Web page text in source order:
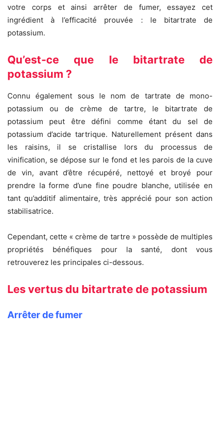
votre corps et ainsi arrêter de fumer, essayez cet
ingrédient à l’efficacité prouvée : le bitartrate de
potassium.
Qu’est-ce que le bitartrate de
potassium ?
Connu également sous le nom de tartrate de mono-
potassium ou de crème de tartre, le bitartrate de
potassium peut être défini comme étant du sel de
potassium d’acide tartrique. Naturellement présent dans
les raisins, il se cristallise lors du processus de
vinification, se dépose sur le fond et les parois de la cuve
de vin, avant d’être récupéré, nettoyé et broyé pour
prendre la forme d’une fine poudre blanche, utilisée en
tant qu’additif alimentaire, très apprécié pour son action
stabilisatrice.
Cependant, cette « crème de tartre » possède de multiples
propriétés bénéfiques pour la santé, dont vous
retrouverez les principales ci-dessous.
Les vertus du bitartrate de potassium
Arrêter de fumer